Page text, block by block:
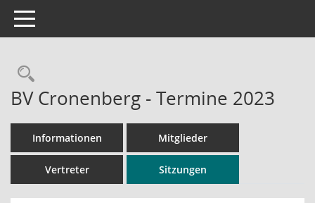
Toggle navigation
Rechercheauswahl
BV Cronenberg - Termine 2023
Informationen Mitglieder
Vertreter Sitzungen